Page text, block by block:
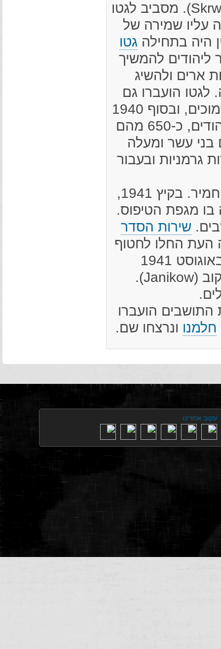
ליד הנהר סקווה (Skrwa). מסביב לגטו
עליו שמירה של
היה בתחילה גטו
להמשיך
ארים ולהשיג
לגטו הועברו גם
פליטים מיישובים סמוכים, ובסוף 1940
היו בגטו כ-2,250 יהודים, כ-650 מהם
בני עשר ומעלה
גרמניות ובעבור
המצב בגטו הלך והחמיר. בקיץ 1941,
בו מגפת הטיפוס.
שירות הסדר
העת החלו לחטוף
יהודים למחנות עבודה. כך הוציאו הגרמנים באוגוסט 1941
קבוצה של צעירים ושילחו אותם למחנה ביניקוב (Janikow).
ב-7 באפריל 1942. מקצת התושבים הועברו
חלמנו ונרצחו שם.
עקוב אחרינו